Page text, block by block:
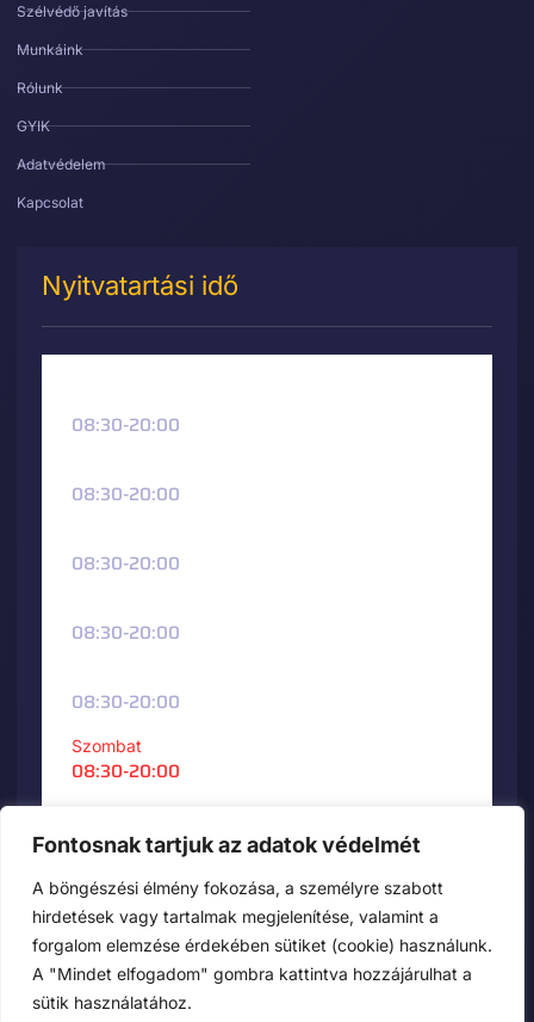
Fontosnak tartjuk az adatok védelmét
A böngészési élmény fokozása, a személyre szabott
hirdetések vagy tartalmak megjelenítése, valamint a
forgalom elemzése érdekében sütiket (cookie) használunk.
A "Mindet elfogadom" gombra kattintva hozzájárulhat a
sütik használatához.
Szélvédő javítás
Munkáink
Rólunk
GYIK
Adatvédelem
Kapcsolat
Nyitvatartási idő
08:30-20:00
08:30-20:00
08:30-20:00
08:30-20:00
08:30-20:00
Szombat
08:30-20:00
08:30-20:00
Copyright © 2025 szegedszelvedojavitas.hu | minden jog fenntartva.